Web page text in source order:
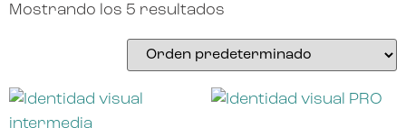
Mostrando los 5 resultados